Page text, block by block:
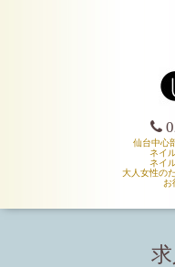
仙台中心
ネイ
ネイ
大人女性の
お